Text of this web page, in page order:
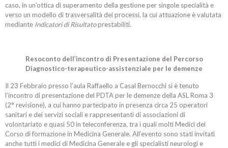
caso, in un’ottica di superamento della gestione per singole specialità e
verso un modello di trasversalità dei processi, la cui attuazione è valutata
mediante Indicatori di Risultatoprestabiliti.
Resoconto dell’incontro di Presentazione del Percorso
Diagnostico-terapeutico-assistenziale per le demenze
Il 23 Febbraio presso l’aula Raffaello a Casal Bernocchi si è tenuto
l’incontro di presentazione del PDTA per le demenze della ASL Roma 3
(2° revisione), a cui hanno partecipato in presenza circa 25 operatori
sanitari e dei servizi sociali e rappresentanti di associazioni di
volontariato e quasi 50 in teleconferenza, tra i quali molti Medici del
Corso di formazione in Medicina Generale. All’evento sono stati invitati
anche tutti i medici di Medicina Generale e gli specialisti neurologi e